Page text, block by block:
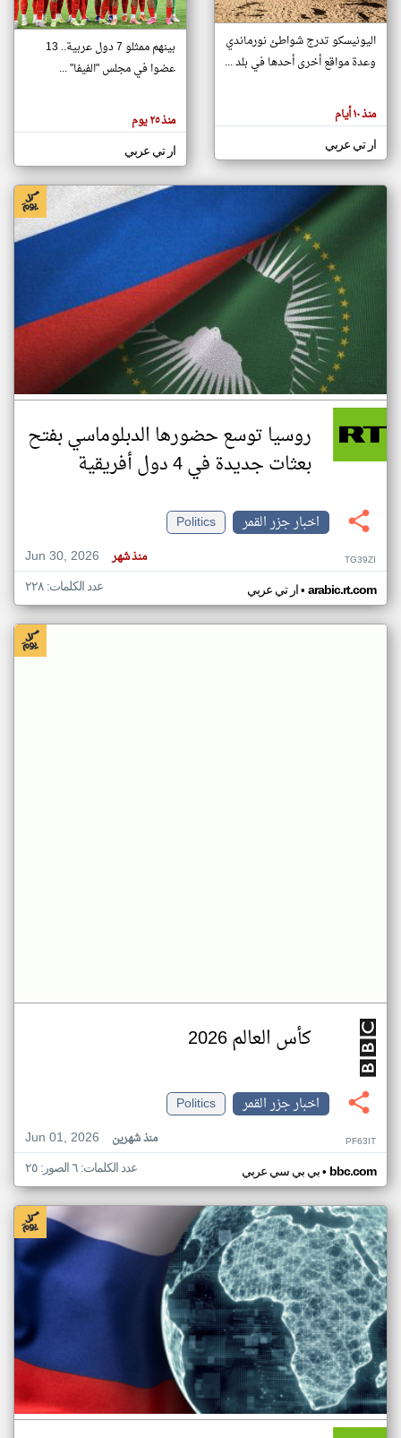
تغيير الدولة
اخبار جزر القمر على مدار الساعة
أهم اخبار جزر القمر العاجلة والمباشرة
هنا عن
وجهة
كاتبيها.
اليونيسكو تدرج شواطئ نورماندي
وعدة مواقع أخرى أحدها في بلد ...
منذ ١٠ أيام
ار تي عربي
بينهم ممثلو 7 دول عربية.. 13
عضوا في مجلس "الفيفا" ...
منذ ٢٥ يوم
ار تي عربي
روسيا توسع حضورها الدبلوماسي بفتح
بعثات جديدة في 4 دول أفريقية
اخبار جزر القمر
Politics
Jun 30, 2026
منذ شهر TG39ZI
ار تي عربي• arabic.rt.com عدد الكلمات: ٢٢٨
كأس العالم 2026
اخبار جزر القمر
Politics
Jun 01, 2026
منذ شهرين PF63IT
بي بي سي عربي• bbc.com عدد الكلمات: ٦ الصور: ٢٥
klyoum.com